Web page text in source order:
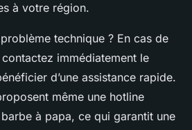
à votre région.
technique ? En cas de
immédiatement le
d’une assistance rapide.
même une hotline
à papa, ce qui garantit une